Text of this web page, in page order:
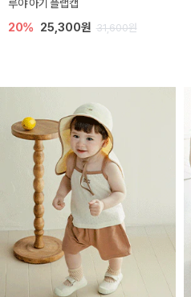
루야 아기 플랩캡
20% 25,300원 31,600원